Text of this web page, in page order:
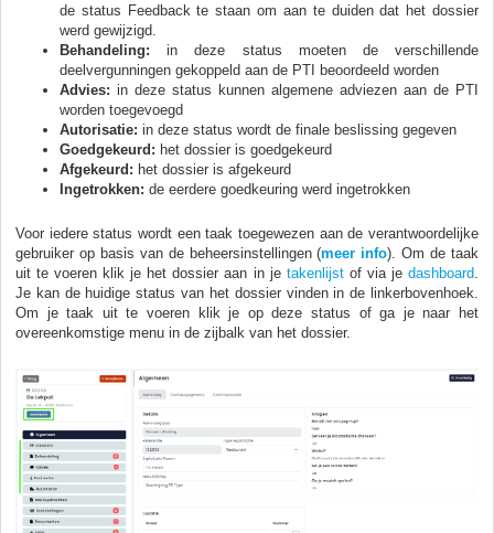
de status Feedback te staan om aan te duiden dat het dossier
werd gewijzigd.
Behandeling: in deze status moeten de verschillende
deelvergunningen gekoppeld aan de PTI beoordeeld worden
Advies: in deze status kunnen algemene adviezen aan de PTI
worden toegevoegd
Autorisatie: in deze status wordt de finale beslissing gegeven
Goedgekeurd: het dossier is goedgekeurd
Afgekeurd: het dossier is afgekeurd
Ingetrokken: de eerdere goedkeuring werd ingetrokken
Voor iedere status wordt een taak toegewezen aan de verantwoordelijke
gebruiker op basis van de beheersinstellingen (meer info). Om de taak
uit te voeren klik je het dossier aan in je takenlijstof via jedashboard
Je kan de huidige status van het dossier vinden in de linkerbovenhoek.
Om je taak uit te voeren klik je op deze status of ga je naar het
overeenkomstige menu in de zijbalk van het dossier.